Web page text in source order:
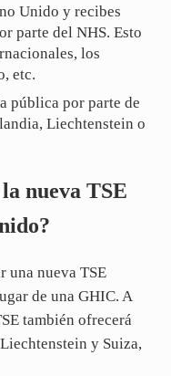
Unido y recibes
parte del NHS. Esto
los
etc.
pública por parte de
Liechtenstein o
nueva TSE
una nueva TSE
de una GHIC. A
también ofrecerá
y Suiza,